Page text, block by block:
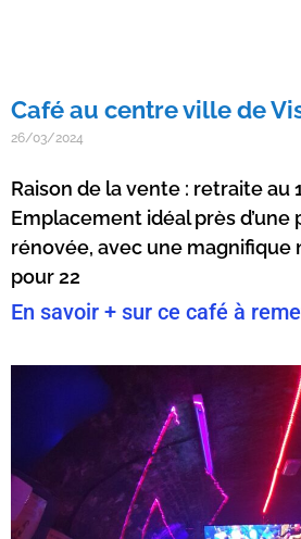
Café au centre ville de
26/03/2024
Raison de la vente : retraite au
Emplacement idéal près
rénovée, avec une magnifique
pour 22
En savoir + sur ce café à